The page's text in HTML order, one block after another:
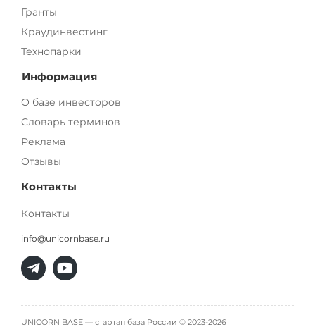
Гранты
Краудинвестинг
Технопарки
Информация
О базе инвесторов
Словарь терминов
Реклама
Отзывы
Контакты
Контакты
info@unicornbase.ru
UNICORN BASE — стартап база России © 2023-2026